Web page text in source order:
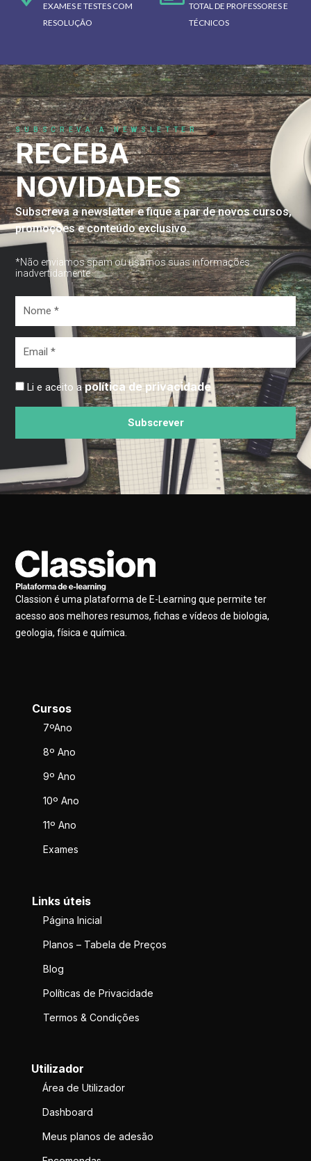
EXAMES E TESTES COM
RESOLUÇÃO
TOTAL DE PROFESSORES E
TÉCNICOS
SUBSCREVA A NEWSLETTER
RECEBA
NOVIDADES
Subscreva a newsletter e fique a par de novos cursos,
promoções e conteúdo exclusivo.
*Não enviamos spam ou usamos suas informações
inadvertidamente
Li e aceito apolítica de privacidade
Subscrever
Classion é uma plataforma de E-Learning que permite ter
acesso aos melhores resumos, fichas e vídeos de biologia,
geologia, física e química.
Cursos
7ºAno
8º Ano
9º Ano
10º Ano
11º Ano
Exames
Links úteis
Página Inicial
Planos – Tabela de Preços
Blog
Políticas de Privacidade
Termos & Condições
Utilizador
Área de Utilizador
Dashboard
Meus planos de adesão